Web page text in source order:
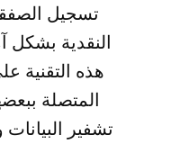
تسجيل
النقدية بشكل
هذه التقنية
المتصلة
تشفير